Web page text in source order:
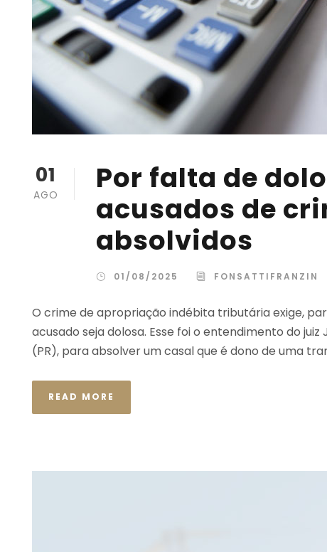
01
AGO
Por falta de
acusados de
absolvidos
01/08/2025 FONSATTIFRANZIN
O crime de apropriação indébita tributária exige,
acusado seja dolosa. Esse foi o entendimento do
(PR), para absolver um casal que é dono de uma
READ MORE